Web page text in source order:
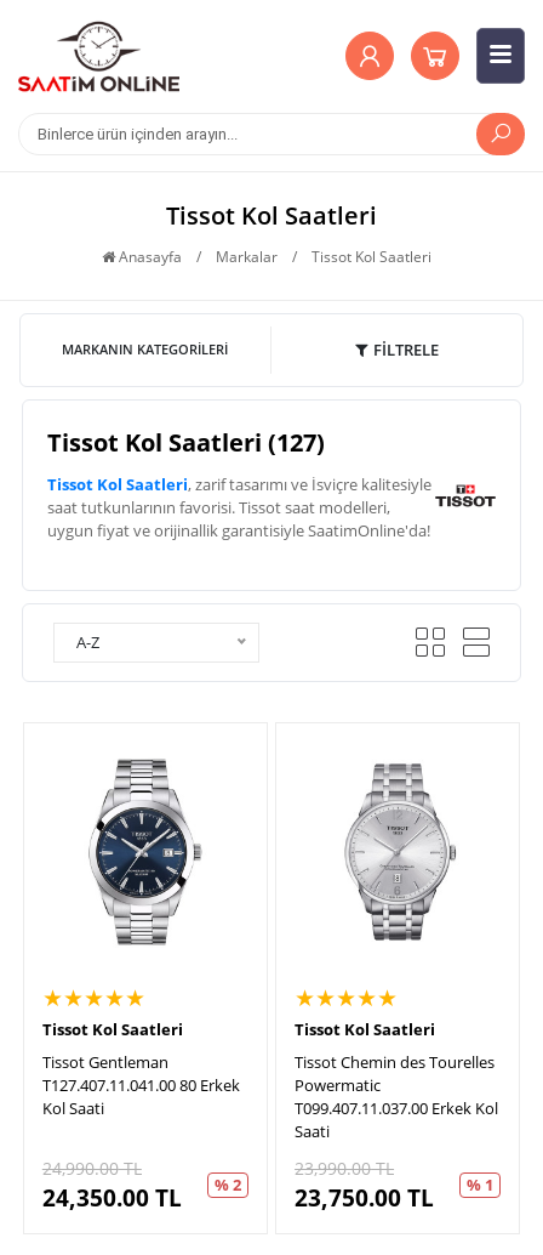
Tissot Kol Saatleri
Anasayfa / Markalar / Tissot Kol Saatleri
MARKANIN KATEGORILERI FİLTRELE
Tissot Kol Saatleri (127)
Tissot Kol Saatleri, zarif tasarımı ve İsviçre kalitesiyle
saat tutkunlarının favorisi. Tissot saat modelleri,
uygun fiyat ve orijinallik garantisiyle SaatimOnline'da!
A-Z
★★★★★
Tissot Kol Saatleri
Tissot Gentleman
T127.407.11.041.00 80 Erkek
Kol Saati
24,990.00TL
24,350.00TL % 2
★★★★★
Tissot Kol Saatleri
Tissot Chemin des Tourelles
Powermatic
T099.407.11.037.00 Erkek Kol
Saati
23,990.00TL
23,750.00TL % 1